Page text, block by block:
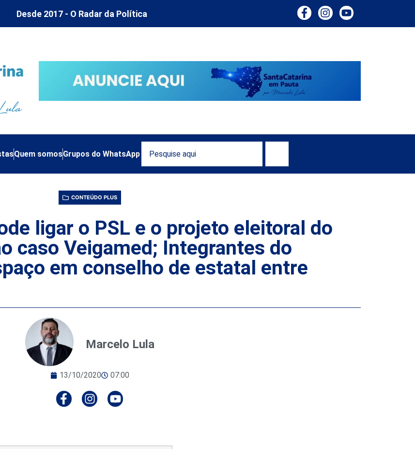
Desde 2017 - O Radar da Política
Quem somosGrupos do WhatsApp
CONTEÚDO PLUS
ligar o PSL e o projeto eleitoral do
caso Veigamed; Integrantes do
em conselho de estatal entre
Marcelo Lula
13/10/2020 07:00